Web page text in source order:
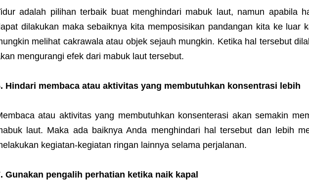
adalah pilihan terbaik buat menghindari mabuk laut, namun apabila
dilakukan maka sebaiknya kita memposisikan pandangan kita ke luar
melihat cakrawala atau objek sejauh mungkin. Ketika hal tersebut
mengurangi efek dari mabuk laut tersebut.
Hindari membaca atau aktivitas yang membutuhkan konsentrasi lebih
atau aktivitas yang membutuhkan konsenterasi akan semakin
laut. Maka ada baiknya Anda menghindari hal tersebut dan lebih
kegiatan-kegiatan ringan lainnya selama perjalanan.
Gunakan pengalih perhatian ketika naik kapal